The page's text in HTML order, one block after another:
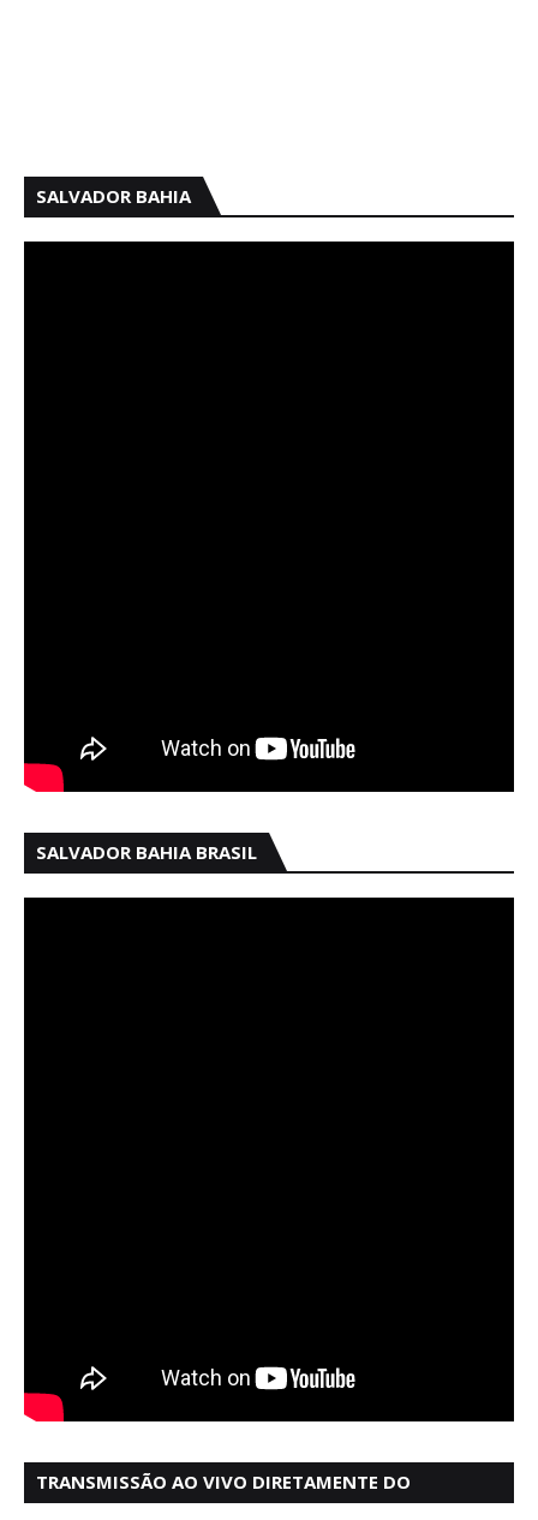
SALVADOR BAHIA
SALVADOR BAHIA BRASIL
TRANSMISSÃO AO VIVO DIRETAMENTE DO